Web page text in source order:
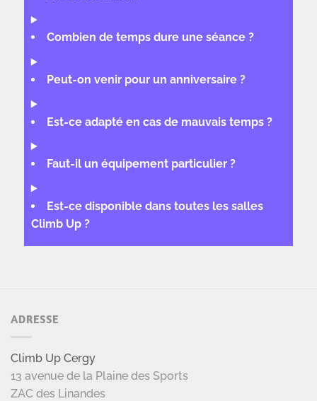
Combien de temps dure une séance ?
Peut-on venir pour un anniversaire ?
Est-ce adapté en cas de mauvais temps ?
Faut-il un équipement particulier ?
Est-ce disponible dans toutes les salles
Climb Up ?
ADRESSE
Climb Up Cergy
13 avenue de la Plaine des Sports
ZAC des Linandes